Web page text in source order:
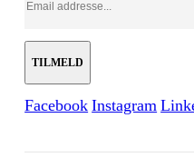
Facebook Instagram